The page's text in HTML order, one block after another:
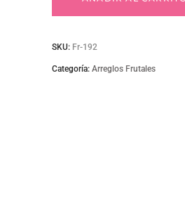
SKU: Fr-192
Categoría: Arreglos Frutales